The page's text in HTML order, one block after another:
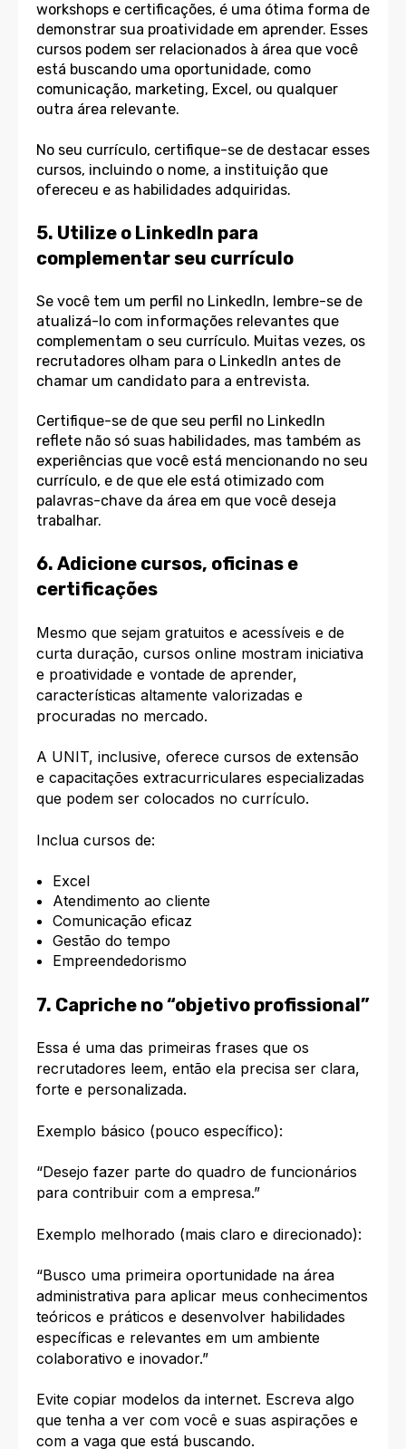
workshops e certificações, é uma ótima forma de
demonstrar sua proatividade em aprender. Esses
cursos podem ser relacionados à área que você
está buscando uma oportunidade, como
comunicação, marketing, Excel, ou qualquer
outra área relevante.
No seu currículo, certifique-se de destacar esses
cursos, incluindo o nome, a instituição que
ofereceu e as habilidades adquiridas.
5. Utilize o LinkedIn para
complementar seu currículo
Se você tem um perfil no LinkedIn, lembre-se de
atualizá-lo com informações relevantes que
complementam o seu currículo. Muitas vezes, os
recrutadores olham para o LinkedIn antes de
chamar um candidato para a entrevista.
Certifique-se de que seu perfil no LinkedIn
reflete não só suas habilidades, mas também as
experiências que você está mencionando no seu
currículo, e de que ele está otimizado com
palavras-chave da área em que você deseja
trabalhar.
6. Adicione cursos, oficinas e
certificações
Mesmo que sejam gratuitos e acessíveis e de
curta duração, cursos online mostram iniciativa
e proatividade e vontade de aprender,
características altamente valorizadas e
procuradas no mercado.
A UNIT, inclusive, oferece cursos de extensão
e capacitações extracurriculares especializadas
que podem ser colocados no currículo.
Inclua cursos de:
Excel
Atendimento ao cliente
Comunicação eficaz
Gestão do tempo
Empreendedorismo
7. Capriche no “objetivo profissional”
Essa é uma das primeiras frases que os
recrutadores leem, então ela precisa ser clara,
forte e personalizada.
Exemplo básico (pouco específico):
“Desejo fazer parte do quadro de funcionários
para contribuir com a empresa.”
Exemplo melhorado (mais claro e direcionado):
“Busco uma primeira oportunidade na área
administrativa para aplicar meus conhecimentos
teóricos e práticos e desenvolver habilidades
específicas e relevantes em um ambiente
colaborativo e inovador.”
Evite copiar modelos da internet. Escreva algo
que tenha a ver com você e suas aspirações e
com a vaga que está buscando.